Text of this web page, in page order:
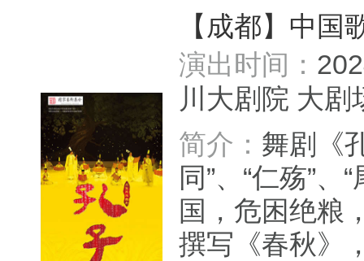
【成都】中国
演出时间：
川大剧院 大
简介： 舞剧《
同”、“仁殇”
国，危困绝粮
撰写《春秋》